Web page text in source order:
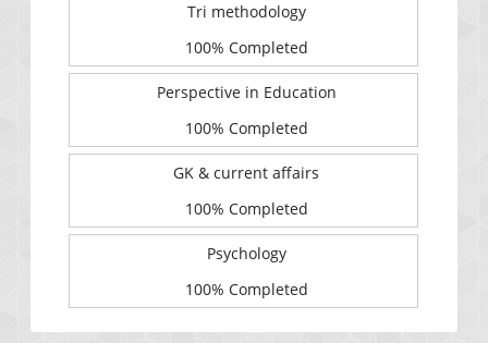
Tri methodology
100% Completed
Perspective in Education
100% Completed
GK & current affairs
100% Completed
Psychology
100% Completed